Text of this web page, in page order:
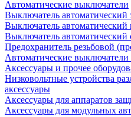
Автоматические выключатели
Выключатель автоматический
Выключатель
Выключатель автоматический
Предохранитель резьбовой
Автоматические
Аксессуары и прочее
Низковольтные устройства
аксессуары
Аксессуары для аппаратов
Аксессуары для модульных